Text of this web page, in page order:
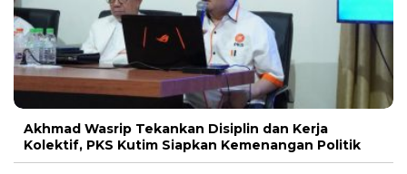
Akhmad Wasrip Tekankan Disiplin dan Kerja
Kolektif, PKS Kutim Siapkan Kemenangan Politik